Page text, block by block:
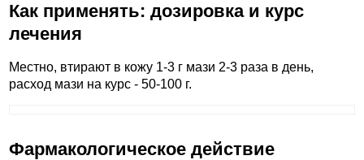
Как применять: дозировка и курс
лечения
Местно, втирают в кожу 1-3 г мази 2-3 раза в день,
расход мази на курс - 50-100 г.
Фармакологическое действие